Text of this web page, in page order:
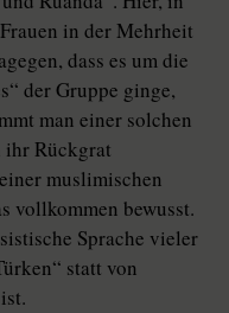
in der Mehrheit
dass es um die
der Gruppe ginge,
man einer solchen
ihr Rückgrat
muslimischen
vollkommen bewusst.
Sprache vieler
statt von